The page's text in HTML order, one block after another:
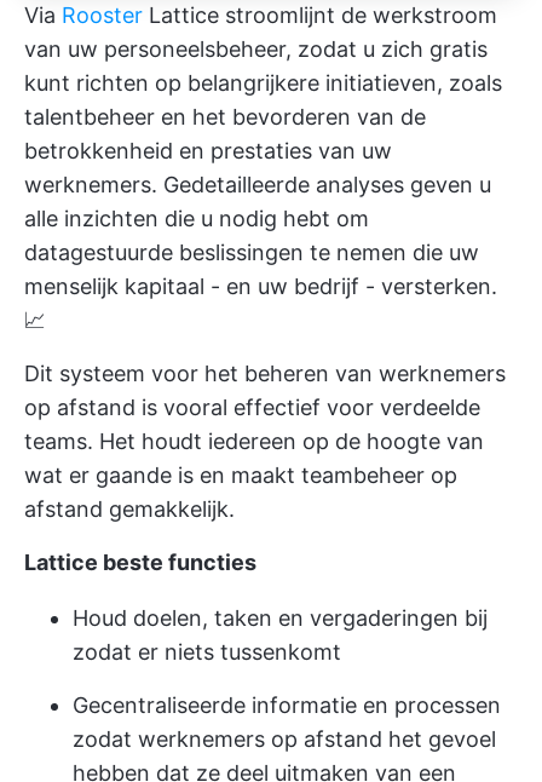
Via Rooster Lattice stroomlijnt de werkstroom
van uw personeelsbeheer, zodat u zich gratis
kunt richten op belangrijkere initiatieven, zoals
talentbeheer en het bevorderen van de
betrokkenheid en prestaties van uw
werknemers. Gedetailleerde analyses geven u
alle inzichten die u nodig hebt om
datagestuurde beslissingen te nemen die uw
menselijk kapitaal - en uw bedrijf - versterken.
📈
Dit systeem voor het beheren van werknemers
op afstand is vooral effectief voor verdeelde
teams. Het houdt iedereen op de hoogte van
wat er gaande is en maakt teambeheer op
afstand gemakkelijk.
Lattice beste functies
Houd doelen, taken en vergaderingen bij
zodat er niets tussenkomt
Gecentraliseerde informatie en processen
zodat werknemers op afstand het gevoel
hebben dat ze deel uitmaken van een